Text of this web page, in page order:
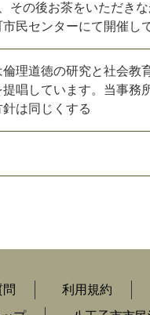
その後お茶をいただき
民センターにて開催し
理道徳の研究と社会教
唱しています。当事務
は同じくする
利用規約